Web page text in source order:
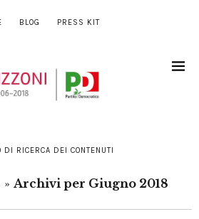
BLOG PRESS KIT
DI RICERCA DEI CONTENUTI
» Archivi per Giugno 2018